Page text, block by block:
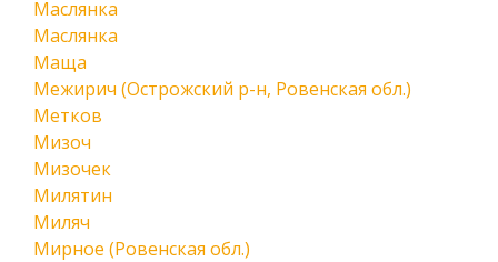
Маслянка
Маслянка
Маща
Межирич (Острожский р-н, Ровенская обл.)
Метков
Мизоч
Мизочек
Милятин
Миляч
Мирное (Ровенская обл.)